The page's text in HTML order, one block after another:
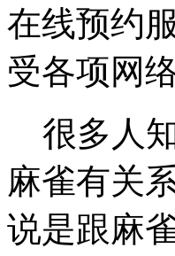
在线预约
受各项网
很多人
麻雀有关
说是跟麻